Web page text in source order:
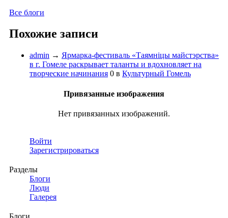
Все блоги
Похожие записи
admin → Ярмарка-фестиваль «Таямнiцы майстэрства»
в г. Гомеле раскрывает таланты и вдохновляет на
творческие начинания 0 в Культурный Гомель
Привязанные изображения
Нет привязанных изображений.
Войти
Зарегистрироваться
Разделы
Блоги
Люди
Галерея
Блоги